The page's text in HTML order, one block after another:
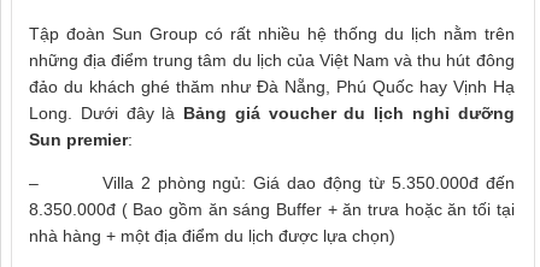
Tập đoàn Sun Group có rất nhiều hệ thống du lịch nằm trên
những địa điểm trung tâm du lịch của Việt Nam và thu hút đông
đảo du khách ghé thăm như Đà Nẵng, Phú Quốc hay Vịnh Hạ
Long. Dưới đây là Bảng giá voucher du lịch nghỉ dưỡng
Sun premier:
– Villa 2 phòng ngủ:Giá dao động từ 5.350.000đ đến
8.350.000đ ( Bao gồm ăn sáng Buffer + ăn trưa hoặc ăn tối tại
nhà hàng + một địa điểm du lịch được lựa chọn)